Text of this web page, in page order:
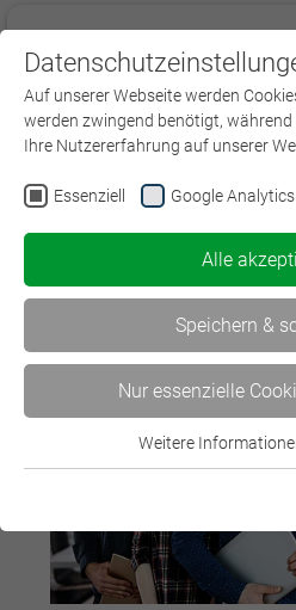
Versicherung
Auf unserer Webseite werden
werden zwingend benötigt, während
Ihre Nutzererfahrung auf unserer
Essenziell Google Analytics
Alle
Speichern &
Nur essenzielle
Essenzielle Cookies werden für
Webseite einwandfrei funktioniert.
Name cookie_optin
Cookie-
Weitere